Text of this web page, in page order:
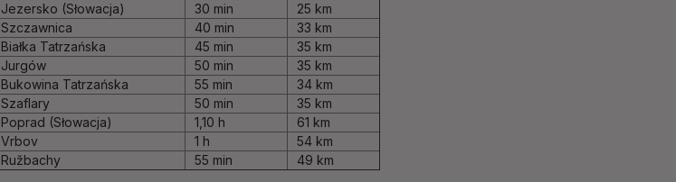
Jezersko (Słowacja) 30 min
25 km
Szczawnica 40 min
33 km
Białka Tatrzańska 45 min
35 km
Jurgów 50 min 35 km
Bukowina Tatrzańska 55 min
34 km
Szaflary 50 min
35 km
Poprad (Słowacja) 1,10 h
61 km
Vrbov 1 h
54 km
Ružbachy 55 min 49 km